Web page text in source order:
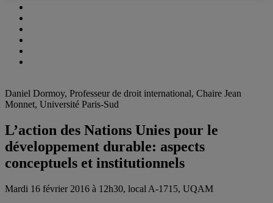
Daniel Dormoy, Professeur de droit international, Chaire Jean
Monnet, Université Paris-Sud
L’action des Nations Unies pour le
développement durable: aspects
conceptuels et institutionnels
Mardi 16 février 2016 à 12h30, local A-1715, UQAM